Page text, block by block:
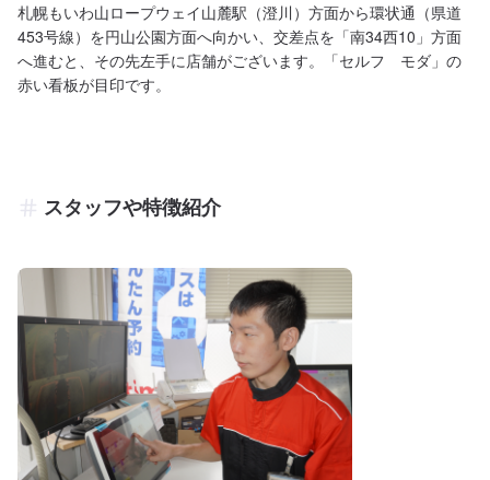
札幌もいわ山ロープウェイ山麓駅（澄川）方面から環状通（県道
453号線）を円山公園方面へ向かい、交差点を「南34西10」方面
へ進むと、その先左手に店舗がございます。「セルフ　モダ」の
赤い看板が目印です。
スタッフや特徴紹介